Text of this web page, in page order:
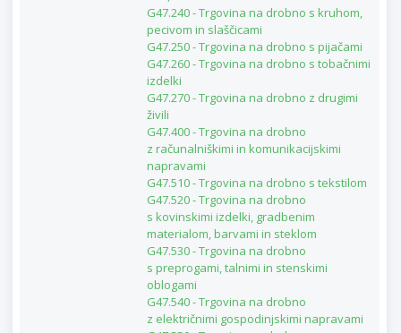
G47.240 - Trgovina na drobno s kruhom,
pecivom in slaščicami
G47.250 - Trgovina na drobno s pijačami
G47.260 - Trgovina na drobno s tobačnimi
izdelki
G47.270 - Trgovina na drobno z drugimi
živili
G47.400 - Trgovina na drobno
z računalniškimi in komunikacijskimi
napravami
G47.510 - Trgovina na drobno s tekstilom
G47.520 - Trgovina na drobno
s kovinskimi izdelki, gradbenim
materialom, barvami in steklom
G47.530 - Trgovina na drobno
s preprogami, talnimi in stenskimi
oblogami
G47.540 - Trgovina na drobno
z električnimi gospodinjskimi napravami